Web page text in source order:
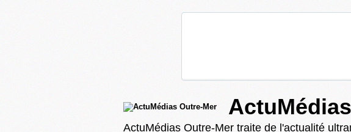
ActuMédias Outre-Mer traite de l'actualité